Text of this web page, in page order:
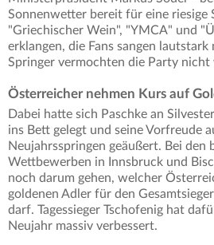
Sonnenwetter bereit für eine riesige
"Griechischer Wein", "YMCA" und
erklangen, die Fans sangen
Springer vermochten die Party nicht
Österreicher nehmen Kurs auf
Dabei hatte sich Paschke an
ins Bett gelegt und seine Vorfreude
Neujahrsspringen geäußert. Bei den
Wettbewerben in Innsbruck und
noch darum gehen, welcher
goldenen Adler für den
darf. Tagessieger Tschofenig hat
Neujahr massiv verbessert.